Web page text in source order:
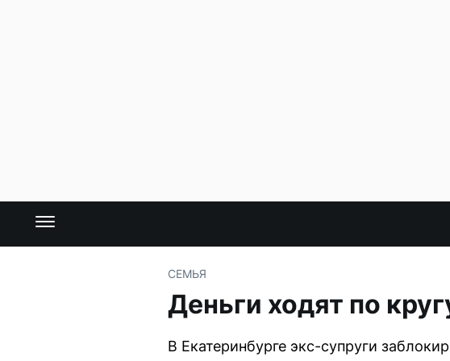
СЕМЬЯ
Деньги ходят по
В Екатеринбурге экс-супруги